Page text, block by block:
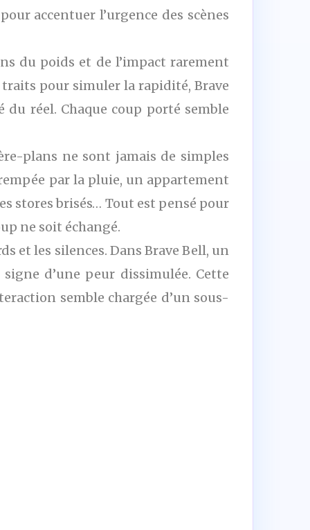
accentuer l’urgence des scènes
du poids et de l’impact rarement
pour simuler la rapidité, Brave
réel. Chaque coup porté semble
plans ne sont jamais de simples
par la pluie, un appartement
stores brisés… Tout est pensé pour
ne soit échangé.
et les silences. Dans Brave Bell, un
d’une peur dissimulée. Cette
semble chargée d’un sous-